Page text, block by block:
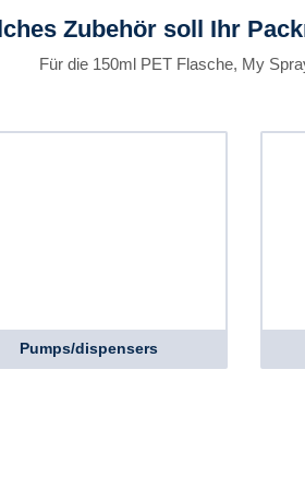
Zubehör soll Ihr
Für die 150ml PET Flasche, My
Pumps/dispensers